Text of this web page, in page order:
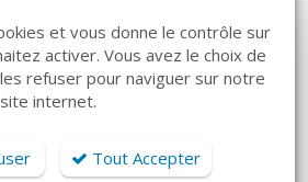
et vous donne le contrôle sur
activer. Vous avez le choix de
refuser pour naviguer sur notre
site internet.
Tout Accepter